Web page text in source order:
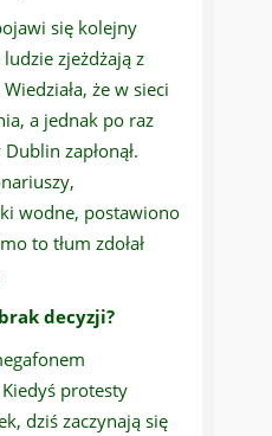
się kolejny
zjeżdżają z
że w sieci
a jednak po raz
zapłonął.
wodne, postawiono
to tłum zdołał
decyzji?
protesty
dziś zaczynają się